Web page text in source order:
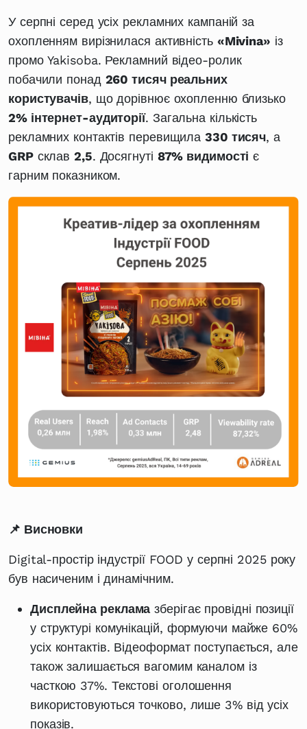
У серпні серед усіх рекламних кампаній за
охопленням вирізнилася активність «Mivina» із
промо Yakisoba. Рекламний відео-ролик
побачили понад 260 тисяч реальних
користувачів, що дорівнює охопленню близько
2% інтернет-аудиторії. Загальна кількість
рекламних контактів перевищила330 тисяч, а
GRPсклав2,5. Досягнуті 87% видимості є
гарним показником.
📌 Висновки
Digital-простір індустрії FOOD у серпні 2025 року
був насиченим і динамічним.
Дисплейна реклама зберігає провідні позиції
у структурі комунікацій, формуючи майже 60%
усіх контактів. Відеоформат поступається, але
також залишається вагомим каналом із
часткою 37%. Текстові оголошення
використовуються точково, лише 3% від усіх
показів.